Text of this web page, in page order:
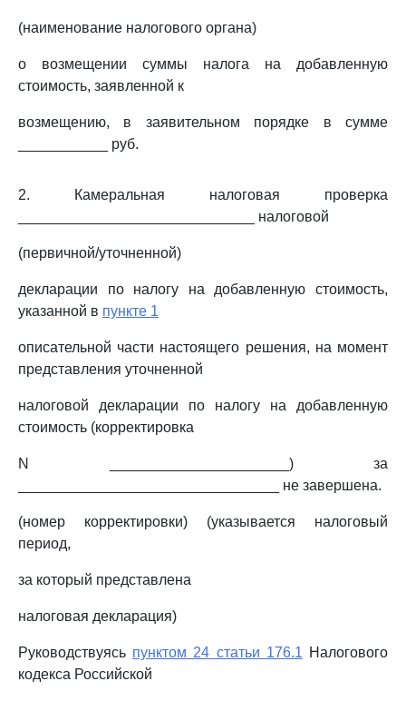
(наименование налогового органа)
о возмещении суммы налога на добавленную
стоимость, заявленной к
возмещению, в заявительном порядке в сумме
___________ руб.
2. Камеральная налоговая проверка
_____________________________ налоговой
(первичной/уточненной)
декларации по налогу на добавленную стоимость,
указанной в пункте 1
описательной части настоящего решения, на момент
представления уточненной
налоговой декларации по налогу на добавленную
стоимость (корректировка
N ______________________) за
________________________________ не завершена.
(номер корректировки) (указывается налоговый
период,
за который представлена
налоговая декларация)
Руководствуясь пунктом 24 статьи 176.1 Налогового
кодекса Российской